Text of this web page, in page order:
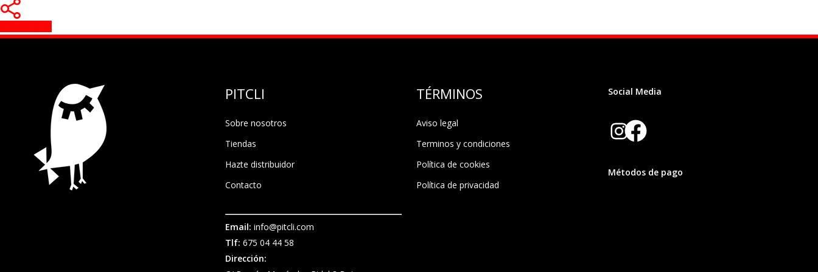
Share
PITCLI
Sobre nosotros
Tiendas
Hazte distribuidor
Contacto
Email: info@pitcli.com
Tlf: 675 04 44 58
Dirección:
TÉRMINOS
Aviso legal
Terminos y condiciones
Política de cookies
Política de privacidad
Social Media
Instagram
Métodos de pago